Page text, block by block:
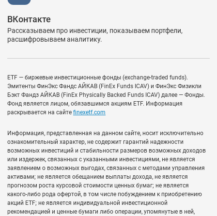
ВКонтакте
Рассказываем про инвестиции, показываем портфели,
расшифровываем аналитику.
ETF — биржевые инвестиционные фонды (exchange-traded funds).
Эмитенты ФинЭкс Фандс АЙКАВ (FinEx Funds ICAV) и ФинЭкс Физикли
Бэкт Фандз АЙКАВ (FinEx Physically Backed Funds ICAV) далее — Фонды.
Фонд является лицом, обязавшимся акциям ETF. Информация
раскрывается на сайте finexetf.com
Информация, представленная на данном сайте, носит исключительно
ознакомительный характер, не содержит гарантий надежности
возможных инвестиций и стабильности размеров возможных доходов
или издержек, связанных с указанными инвестициями, не является
заявлением о возможных выгодах, связанных с методами управления
активами; не является обещанием выплаты дохода, не является
прогнозом роста курсовой стоимости ценных бумаг; не является
какого-либо рода офертой, в том числе побуждением к приобретению
акций ETF; не является индивидуальной инвестиционной
рекомендацией и ценные бумаги либо операции, упомянутые в ней,